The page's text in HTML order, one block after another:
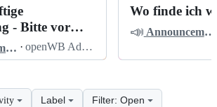
- Bitte vor
· openWB Admin
Wo finde ich
📣 Announcements
Label Filter: Open